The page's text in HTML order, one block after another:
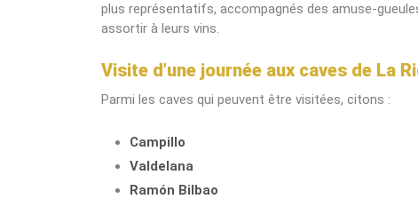
plus représentatifs, accompagnés des amuse-
assortir à leurs vins.
Visite d’une journée aux caves de La
Parmi les caves qui peuvent être visitées, citons :
Campillo
Valdelana
Ramón Bilbao